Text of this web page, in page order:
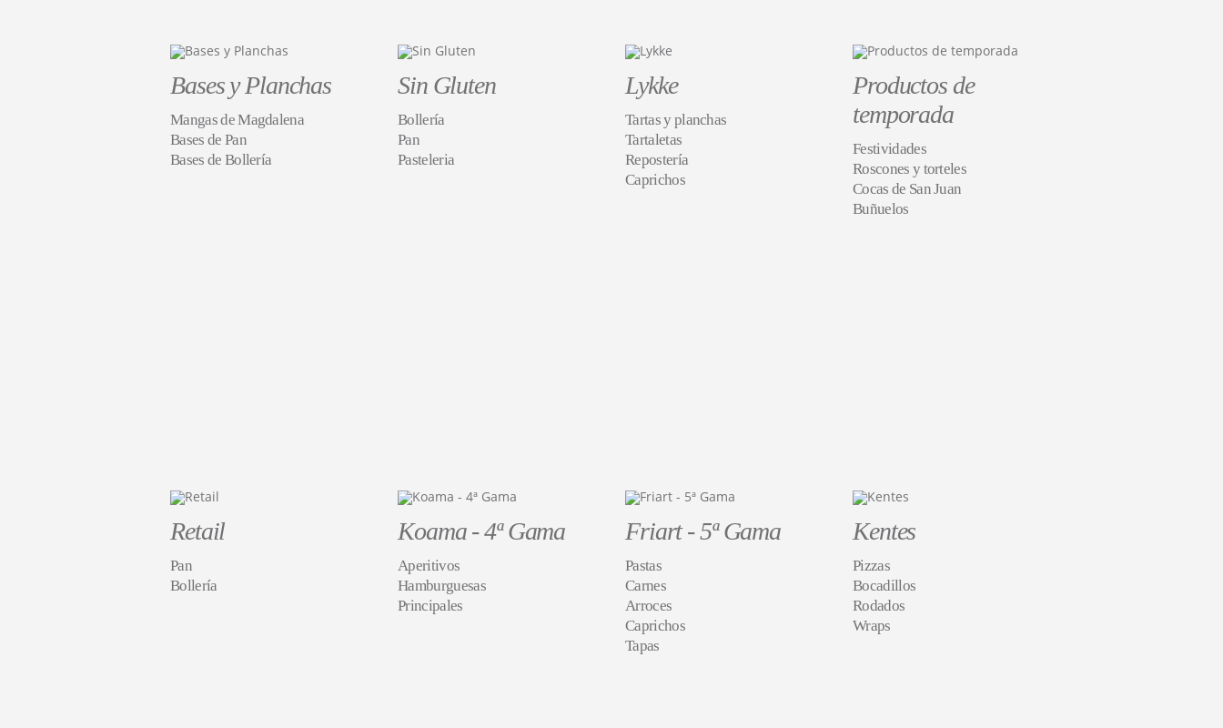
Bases y Planchas
Mangas de Magdalena
Bases de Pan
Bases de Bollería
Sin Gluten
Bollería
Pan
Pasteleria
Lykke
Tartas y planchas
Tartaletas
Repostería
Caprichos
Productos de
temporada
Festividades
Roscones y torteles
Cocas de San Juan
Buñuelos
Retail
Pan
Bollería
Koama - 4ª Gama
Aperitivos
Hamburguesas
Principales
Friart - 5ª Gama
Pastas
Carnes
Arroces
Caprichos
Tapas
Kentes
Pizzas
Bocadillos
Rodados
Wraps